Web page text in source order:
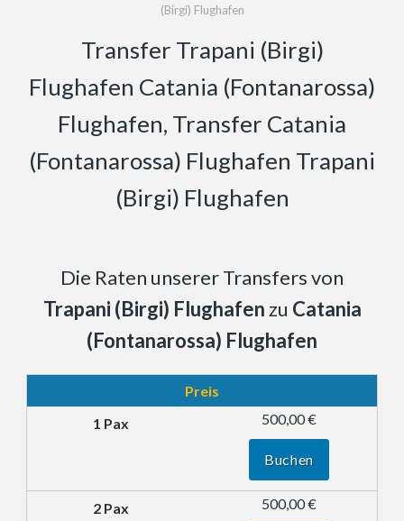
(Birgi) Flughafen
Transfer Trapani (Birgi)
Flughafen Catania (Fontanarossa)
Flughafen, Transfer Catania
(Fontanarossa) Flughafen Trapani
(Birgi) Flughafen
Die Raten unserer Transfers von
Trapani (Birgi) Flughafen zu Catania
(Fontanarossa) Flughafen
Preis
500,00 €
Buchen
500,00 €